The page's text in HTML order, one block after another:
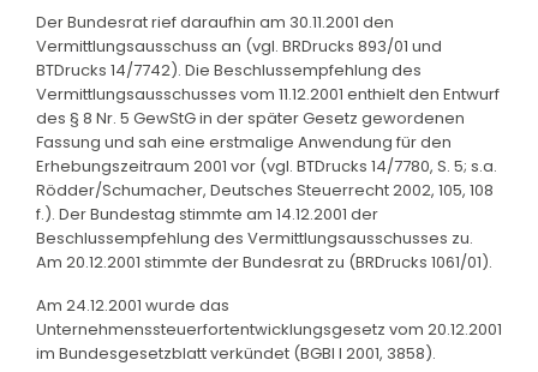
Der Bundesrat rief daraufhin am 30.11.2001 den
Vermittlungsausschuss an (vgl. BRDrucks 893/01 und
BTDrucks 14/7742). Die Beschlussempfehlung des
Vermittlungsausschusses vom 11.12.2001 enthielt den Entwurf
des § 8 Nr. 5 GewStG in der später Gesetz gewordenen
Fassung und sah eine erstmalige Anwendung für den
Erhebungszeitraum 2001 vor (vgl. BTDrucks 14/7780, S. 5; s.a.
Rödder/Schumacher, Deutsches Steuerrecht 2002, 105, 108
f.). Der Bundestag stimmte am 14.12.2001 der
Beschlussempfehlung des Vermittlungsausschusses zu.
Am 20.12.2001 stimmte der Bundesrat zu (BRDrucks 1061/01).
Am 24.12.2001 wurde das
Unternehmenssteuerfortentwicklungsgesetz vom 20.12.2001
im Bundesgesetzblatt verkündet (BGBl I 2001, 3858).